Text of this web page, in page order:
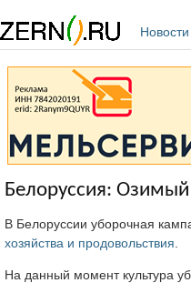
Новости
Белоруссия:
В Белоруссии уборочная
хозяйства и продовольствия
На данный момент культура